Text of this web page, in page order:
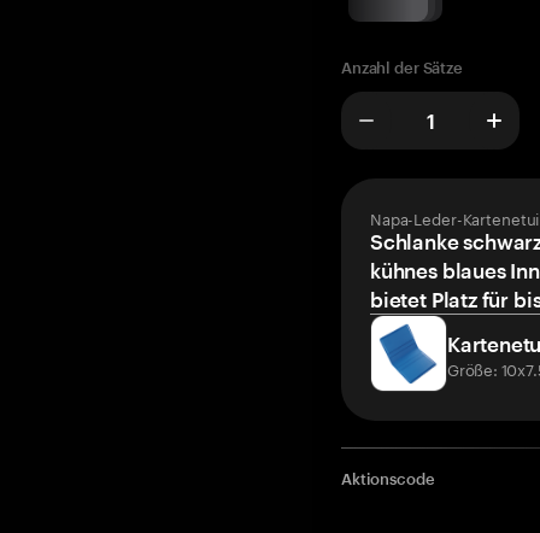
Anzahl der Sätze
Napa-Leder-
Schlanke
kühnes blaues
bietet Platz für
Größe:
Aktionscode